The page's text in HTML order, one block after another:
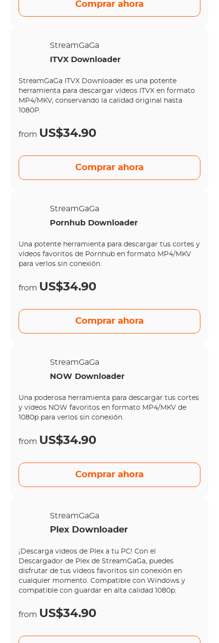
Comprar ahora
StreamGaGa
ITVX Downloader
StreamGaGa ITVX Downloader es una potente
herramienta para descargar vídeos ITVX en formato
MP4/MKV, conservando la calidad original hasta
1080P.
from US$34.90
Comprar ahora
StreamGaGa
Pornhub Downloader
Una potente herramienta para descargar tus cortes y
vídeos favoritos de Pornhub en formato MP4/MKV
para verlos sin conexión.
from US$34.90
Comprar ahora
StreamGaGa
NOW Downloader
Una poderosa herramienta para descargar tus cortes
y videos NOW favoritos en formato MP4/MKV de
1080p para verlos sin conexión.
from US$34.90
Comprar ahora
StreamGaGa
Plex Downloader
¡Descarga videos de Plex a tu PC! Con el
Descargador de Plex de StreamGaGa, puedes
disfrutar de tus videos favoritos sin conexión en
cualquier momento. Compatible con Windows y
compatible con guardar en alta calidad 1080p.
from US$34.90